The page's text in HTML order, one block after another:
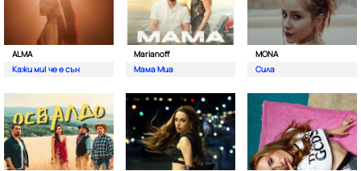
ALMA
Кажи ми| че е сън
Marianoff
Мама Миа
MONA
Сила